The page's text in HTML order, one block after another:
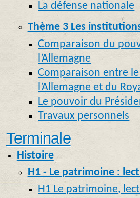
La défense nationale
Thème 3 Les
Comparaison du
l’Allemagne
Comparaison entre
l’Allemagne et du
Le pouvoir du
Travaux personnels
Terminale
Histoire
H1 - Le patrimoine :
H1 Le patrimoine,